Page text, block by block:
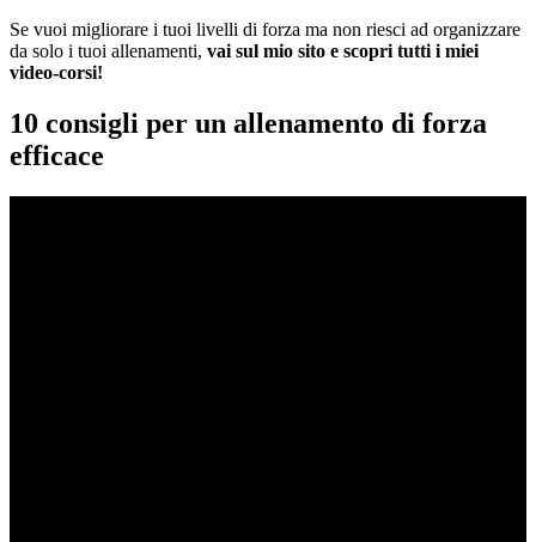
Se vuoi migliorare i tuoi livelli di forza ma non riesci ad organizzare
da solo i tuoi allenamenti, vai sul mio sito e scopri tutti i miei
video-corsi!
10 consigli per un allenamento di forza
efficace